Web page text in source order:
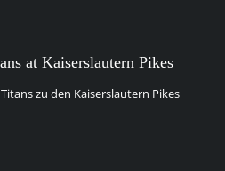
at Kaiserslautern Pikes
zu den Kaiserslautern Pikes